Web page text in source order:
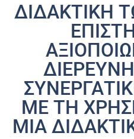
ΔΙΔΑΚΤΙΚΗ
ΜΕ ΤΗ
ΜΙΑ